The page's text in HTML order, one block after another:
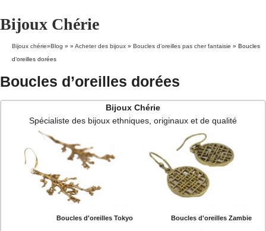
Bijoux Chérie
Bijoux chérie»Blog » » Acheter des bijoux » Boucles d’oreilles pas cher fantaisie » Boucles
d’oreilles dorées
Boucles d’oreilles dorées
Bijoux Chérie
Spécialiste des bijoux ethniques, originaux et de qualité
Boucles d'oreilles Tokyo Boucles d'oreilles Zambie